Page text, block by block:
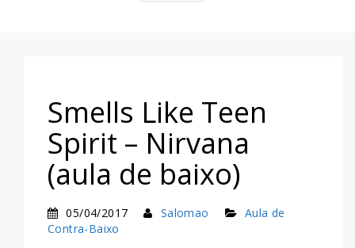
Smells Like Teen
Spirit – Nirvana
(aula de baixo)
05/04/2017 Salomao
Aula de
Contra-Baixo